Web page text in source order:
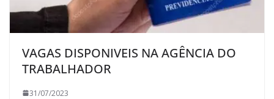
VAGAS DISPONIVEIS NA AGÊNCIA DO
TRABALHADOR
31/07/2023